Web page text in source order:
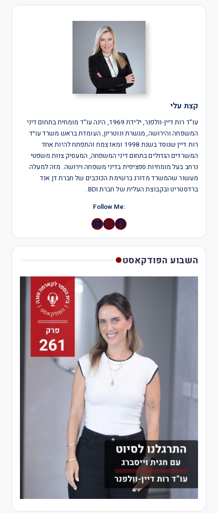
קצת עלי
עו"ד רות דיין-וולפנר, ילידת 1969, הינה עו"ד מומחית בתחום דיני
המשפחה והירושה, מגשרת ונוטריון, העומדת בראש משרד עו״ד
רות דיין שנוסד בשנת 1998 ומאז צמח והתפתח להיות אחד
המשרדים הגדולים בתחום דיני המשפחה, המעסיק צוות משפטי
נרחב בעל מומחיות ספציפית בדיני משפחה וירושה. מזה למעלה
מעשור שהמשרד מדורג ברשימת הכוכבים של חברת דן אנד
ברדסטריט ובקבוצת העלית של חברת BDI.
:Follow Me
Instagram
YouTube
השבוע הפודקאסט